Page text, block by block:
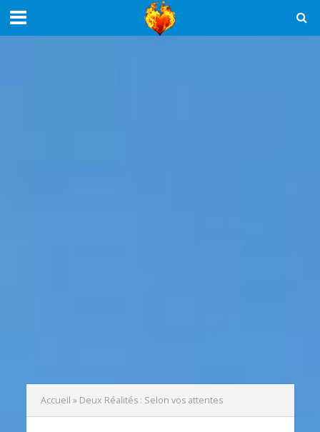
Accueil » Deux Réalités : Selon vos attentes